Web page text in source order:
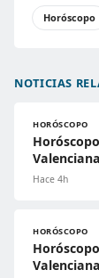
Horóscopo
NOTICIAS
HORÓSCOPO
Hace 4h
HORÓSCOPO